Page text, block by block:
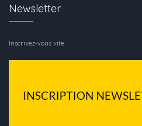
Newsletter
Inscrivez-vous vite